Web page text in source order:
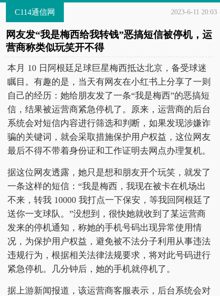
C114通信网 2023-6-11 20:03
网友发“我是梅西给我转钱”恶搞短信被停机，运
营商称类似玩笑开不得
本月 10 日阿根廷足球巨星梅西抵达北京，备受球迷
瞩目。有趣的是，当天有网友在小红书上分享了一则
自己的经历：她给朋友发了一条“我是梅西”的恶搞短
信，结果被运营商紧急停机了。原来，运营商的后台
系统会对短信内容进行筛选和判断，如果发现涉嫌诈
骗的关键词，就会采取措施保护用户权益，这位网友
最后不得不带着身份证和工作证明去网点办理复机。
据这位网友透露，她只是想和朋友开个玩笑，就发了
一条这样的短信：“我是梅西，我现在被卡在机场出
不来，转我 10000 我打点一下保安，等我回阿根廷了
送你一支球队。”没想到，很快她就收到了某运营商
发来的停机通知，称她的手机号码出现异常使用情
况，为保护用户权益，避免被不法分子利用从事违法
违规行为，根据相关法律法规要求，将对此号码进行
紧急停机。几分钟后，她的手机就停机了。
据上游新闻报道，该运营商客服表示，后台系统会对